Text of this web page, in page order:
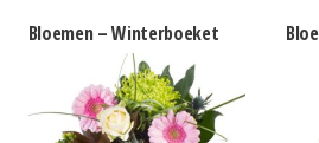
Bloemen – Winterboeket